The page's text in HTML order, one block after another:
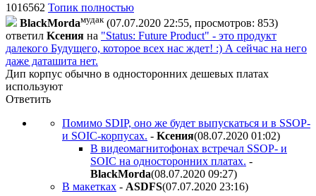
1016562 Топик полностью
BlackMordaмудак (07.07.2020 22:55, просмотров: 853)
ответил Kceния на "Status: Future Product" - это продукт
далекого Будущего, которое всех нас ждет! :) А сейчас на него
даже даташита нет.
Дип корпус обычно в односторонних дешевых платах
используют
Ответить
Помимо SDIP, оно же будет выпускаться и в SSOP-
и SOIC-корпусах. - Kceния(08.07.2020 01:02)
В видеомагнитофонах встречал SSOP- и
SOIC на односторонних платах. -
BlackMorda(08.07.2020 09:27)
В макетках - ASDFS(07.07.2020 23:16)